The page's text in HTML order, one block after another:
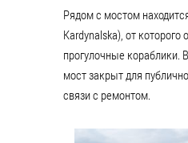
Рядом с мостом
Kardynalska), от
прогулочные кораблики.
мост закрыт для
связи с ремонтом.